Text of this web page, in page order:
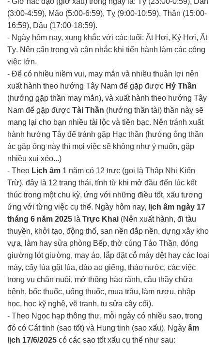
(3:00-4:59), Mão (5:00-6:59), Tỵ (9:00-10:59), Thân (15:00-
16:59), Dậu (17:00-18:59).
- Ngày hôm nay, xung khắc với các tuổi: Ất Hợi, Kỷ Hợi, Ất
Tỵ. Nên cẩn trọng và cân nhắc khi tiến hành làm các công
việc lớn.
- Để có nhiều niềm vui, may mắn và nhiều thuận lợi nên
xuất hành theo hướng Tây Nam để gặp được Hỷ Thần
(hướng gặp thần may mắn), và xuất hành theo hướng Tây
Nam để gặp được Tài Thần (hướng thần tài) thần này sẽ
mang lại cho bạn nhiều tài lộc và tiền bạc. Nên tránh xuất
hành hướng Tây để tránh gặp Hạc thần (hướng ông thần
ác gặp ông này thì mọi việc sẽ không như ý muốn, gặp
nhiều xui xẻo...)
- Theo Lịch âm 1 năm có 12 trực (gọi là Thập Nhị Kiến
Trừ), đây là 12 trạng thái, tính từ khi mở đầu đến lúc kết
thúc trong một chu kỳ, ứng với những điều tốt, xấu tương
ứng với từng việc cụ thể. Ngày hôm nay, lịch âm ngày 17
tháng 6 năm 2025 là Trực Khai (Nên xuất hành, đi tàu
thuyền, khởi tạo, động thổ, san nền đắp nền, dựng xây kho
vựa, làm hay sửa phòng Bếp, thờ cúng Táo Thần, đóng
giường lót giường, may áo, lắp đặt cỗ máy dệt hay các loại
máy, cấy lúa gặt lúa, đào ao giếng, tháo nước, các việc
trong vụ chăn nuôi, mở thông hào rãnh, cầu thầy chữa
bệnh, bốc thuốc, uống thuốc, mua trâu, làm rượu, nhập
học, học kỹ nghệ, vẽ tranh, tu sửa cây cối).
- Theo Ngọc hạp thông thư, mỗi ngày có nhiều sao, trong
đó có Cát tinh (sao tốt) và Hung tinh (sao xấu). Ngày âm
lịch 17/6/2025 có các sao tốt xấu cụ thể như sau: